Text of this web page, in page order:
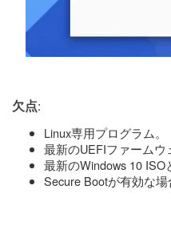
欠点:
Linux専用プログラム。
最新のUEFIファームウ
最新のWindows 10 ISO
Secure Bootが有効な場